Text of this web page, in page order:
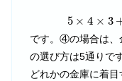
5 × 4 × 3
5 ×4 × 3+ 5 ×
です。④の場合は、
の選び方は5通りで
どれかの金庫に着